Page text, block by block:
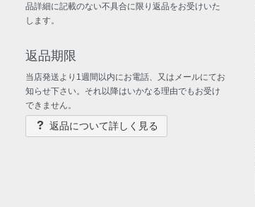
品詳細に記載のない不具合に限り返品をお受けいた
します。
返品期限
当店発送より1週間以内にお電話、又はメールにてお
知らせ下さい。それ以降はいかなる理由でもお受け
できません。
返品について詳しく見る